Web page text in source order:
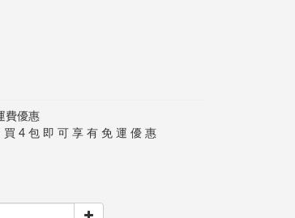
費優惠
4 包 即 可 享 有 免 運 優 惠